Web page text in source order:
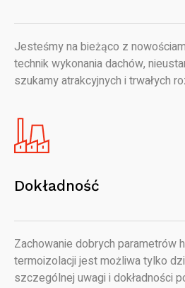
Jesteśmy na bieżąco z
technik wykonania dachów,
szukamy atrakcyjnych i trwałych
Dokładność
Zachowanie dobrych parametrów
termoizolacji jest możliwa tylko
szczególnej uwagi i dokładności